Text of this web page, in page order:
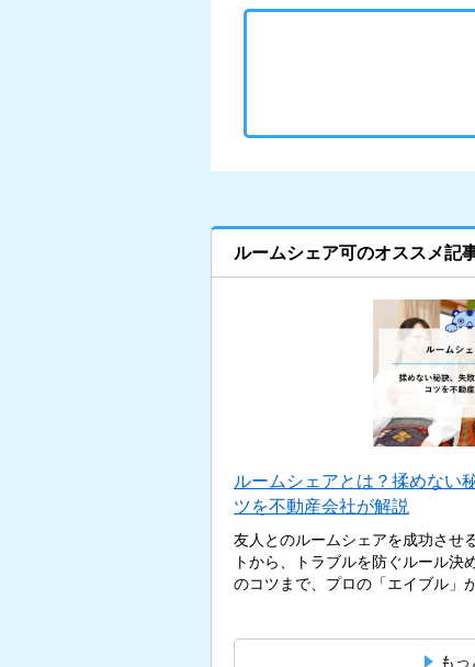
ルームシェア可のオススメ記
ルームシェアとは？揉めない
ツを不動産会社が解説
友人とのルームシェアを成功させ
トから、トラブルを防ぐルール決
のコツまで、プロの「エイブル」
も